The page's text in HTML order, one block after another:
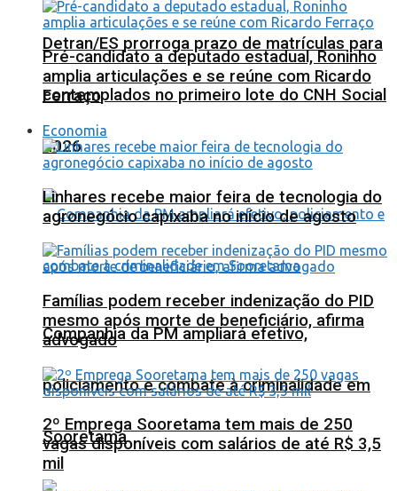
Detran/ES prorroga prazo de matrículas para
contemplados no primeiro lote do CNH Social
2026
Companhia da PM ampliará efetivo,
policiamento e combate à criminalidade em
Sooretama
Pré-candidato a deputado estadual, Roninho
amplia articulações e se reúne com Ricardo
Ferraço
Economia
Linhares recebe maior feira de tecnologia do
agronegócio capixaba no início de agosto
Famílias podem receber indenização do PID
mesmo após morte de beneficiário, afirma
advogado
2º Emprega Sooretama tem mais de 250
vagas disponíveis com salários de até R$ 3,5
mil